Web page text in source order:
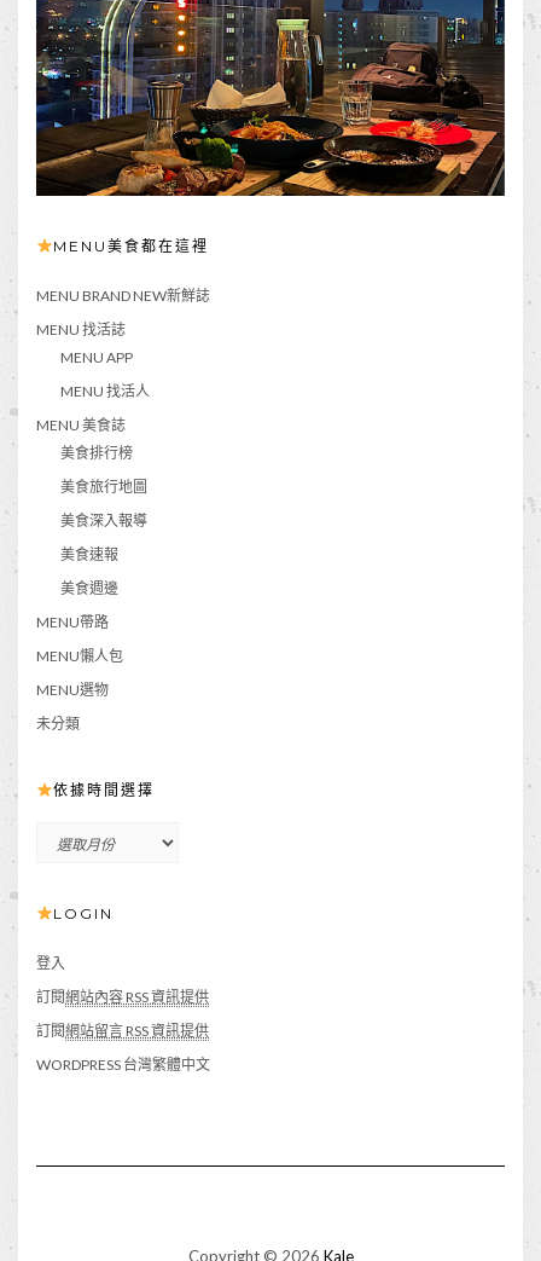
MENU美食都在這裡
MENU BRAND NEW新鮮誌
MENU 找活誌
MENU APP
MENU 找活人
MENU 美食誌
美食排行榜
美食旅行地圖
美食深入報導
美食速報
美食週邊
MENU帶路
MENU懶人包
MENU選物
未分類
依據時間選擇
間
擇
LOGIN
登入
訂閱網站內容 RSS 資訊提供
訂閱網站留言 RSS 資訊提供
WORDPRESS 台灣繁體中文
Copyright © 2026 Kale